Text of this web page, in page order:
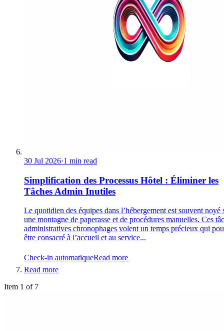
30 Jul 2026·1 min read
Simplification des Processus Hôtel : Éliminer les
Tâches Admin Inutiles
Le quotidien des équipes dans l’hébergement est souvent noyé
une montagne de paperasse et de procédures manuelles. Ces
administratives chronophages volent un temps précieux qui
être consacré à l’accueil et au service...
Check-in automatiqueRead more
Read more
Item 1 of 7